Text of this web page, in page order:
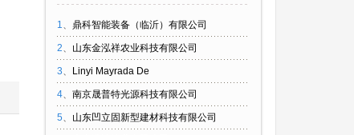
1、 鼎科智能装备（临沂）有限公司
2、 山东金泓祥农业科技有限公司
3、 Linyi Mayrada De
4、 南京晟普特光源科技有限公司
5、 山东凹立固新型建材科技有限公司